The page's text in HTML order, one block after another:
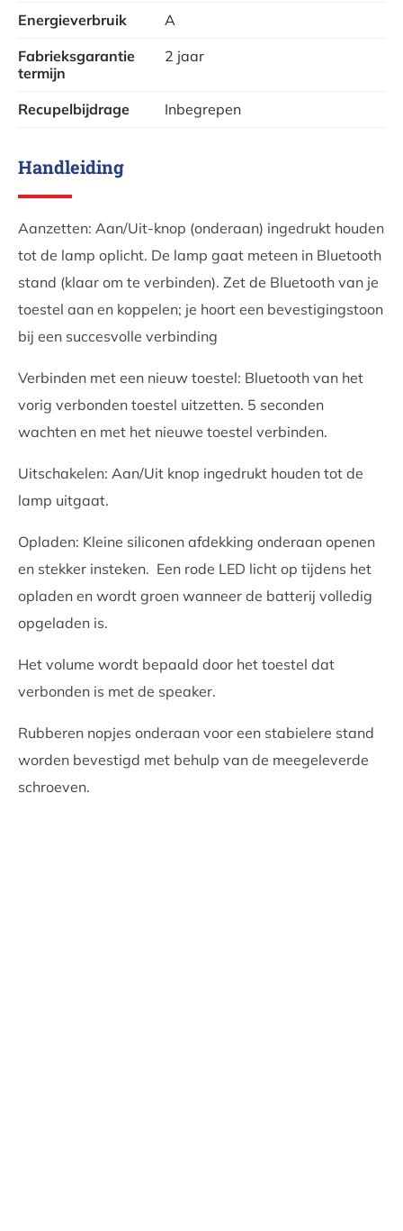
mooie afwerking in aluminium.
De Synergy van Kooduu is beschikbaar in 3 formaten:
DezeSynergy 35 : handig tafelmodel
De adapter en oplaadkabel voor deze lamp worden
meegeleverd. Voor het eerste gebruik laad je de lamp
best 12u opladen.
Deze Synergy Designlamp is een echt lifestyle gadget
voor in je tuin, op je balkon of voor in huis. Het is
perfect geschikt om cadeau te doen tijdens het
eindejaar of gewoon bij een housewarming! Maar ook
design tuinlamp bestellen.
Energieverbruik
A
Fabrieksgarantie
termijn
2 jaar
Recupelbijdrage Inbegrepen
Handleiding
Aanzetten: Aan/Uit-knop (onderaan) ingedrukt houden
tot de lamp oplicht. De lamp gaat meteen in Bluetooth
stand (klaar om te verbinden). Zet de Bluetooth van je
toestel aan en koppelen; je hoort een bevestigingstoon
bij een succesvolle verbinding
Verbinden met een nieuw toestel: Bluetooth van het
vorig verbonden toestel uitzetten. 5 seconden
wachten en met het nieuwe toestel verbinden.
Uitschakelen: Aan/Uit knop ingedrukt houden tot de
lamp uitgaat.
Opladen: Kleine siliconen afdekking onderaan openen
en stekker insteken. Een rode LED licht op tijdens het
opladen en wordt groen wanneer de batterij volledig
opgeladen is.
Het volume wordt bepaald door het toestel dat
verbonden is met de speaker.
Rubberen nopjes onderaan voor een stabielere stand
worden bevestigd met behulp van de meegeleverde
schroeven.